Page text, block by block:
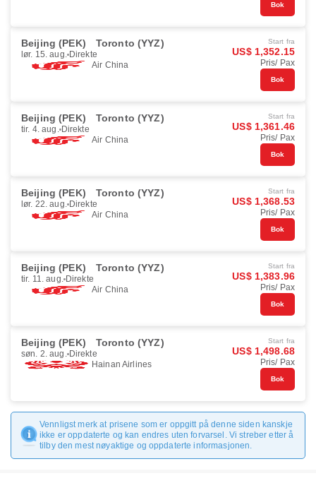
Bok
Beijing (PEK) Toronto (YYZ)
lør. 15. aug. Direkte
Air China
Start fra
US$ 1,352.15
Pris/ Pax
Bok
Beijing (PEK) Toronto (YYZ)
tir. 4. aug. Direkte
Air China
Start fra
US$ 1,361.46
Pris/ Pax
Bok
Beijing (PEK) Toronto (YYZ)
lør. 22. aug. Direkte
Air China
Start fra
US$ 1,368.53
Pris/ Pax
Bok
Beijing (PEK) Toronto (YYZ)
tir. 11. aug. Direkte
Air China
Start fra
US$ 1,383.96
Pris/ Pax
Bok
Beijing (PEK) Toronto (YYZ)
søn. 2. aug. Direkte
Hainan Airlines
Start fra
US$ 1,498.68
Pris/ Pax
Bok
Vennligst merk at prisene som er oppgitt på denne siden kanskje
ikke er oppdaterte og kan endres uten forvarsel. Vi streber etter å
tilby den mest nøyaktige og oppdaterte informasjonen.